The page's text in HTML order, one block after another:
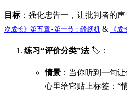
目标：强化忠告一，让批判者的声
次成长》第五章-第一节：缝纫机 & 《
练习“评价分类”法🏷️：
情景 ：当你听到一句
心里给它贴上标签：“